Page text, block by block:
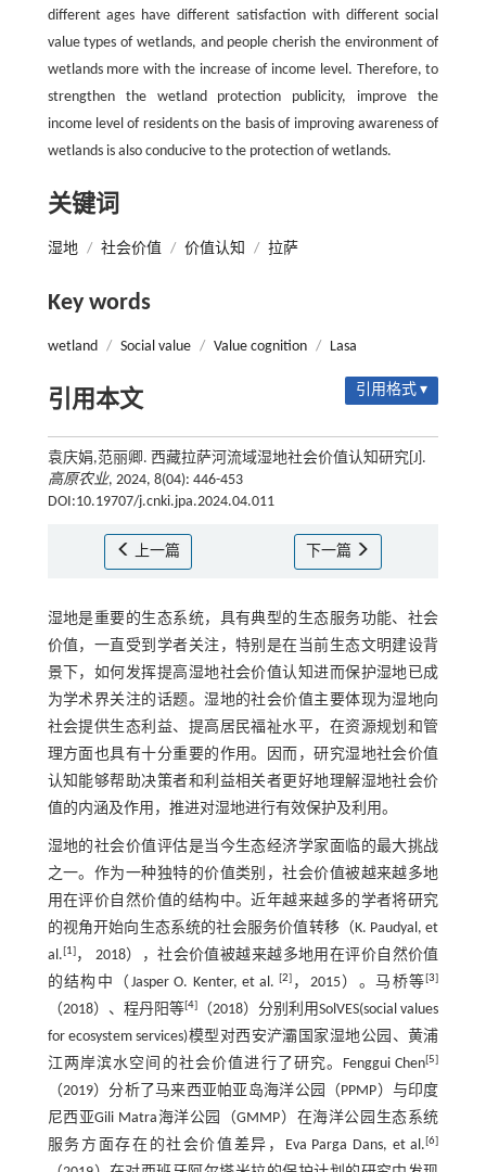
different ages have different satisfaction with different social
value types of wetlands, and people cherish the environment of
wetlands more with the increase of income level. Therefore, to
strengthen the wetland protection publicity, improve the
income level of residents on the basis of improving awareness of
wetlands is also conducive to the protection of wetlands.
关键词
湿地 / 社会价值 / 价值认知 / 拉萨
Key words
wetland / Social value / Value cognition / Lasa
引用本文 引用格式 ▾
袁庆娟,范丽卿. 西藏拉萨河流域湿地社会价值认知研究[J].
高原农业, 2024, 8(04): 446-453
DOI:10.19707/j.cnki.jpa.2024.04.011
上一篇 下一篇
湿地是重要的生态系统，具有典型的生态服务功能、社会
价值，一直受到学者关注，特别是在当前生态文明建设背
景下，如何发挥提高湿地社会价值认知进而保护湿地已成
为学术界关注的话题。湿地的社会价值主要体现为湿地向
社会提供生态利益、提高居民福祉水平，在资源规划和管
理方面也具有十分重要的作用。因而，研究湿地社会价值
认知能够帮助决策者和利益相关者更好地理解湿地社会价
值的内涵及作用，推进对湿地进行有效保护及利用。
湿地的社会价值评估是当今生态经济学家面临的最大挑战
之一。作为一种独特的价值类别，社会价值被越来越多地
用在评价自然价值的结构中。近年越来越多的学者将研究
的视角开始向生态系统的社会服务价值转移（K. Paudyal, et
al.[1]， 2018），社会价值被越来越多地用在评价自然价值
的结构中（Jasper O. Kenter, et al. [2]，2015）。马桥等[3]
（2018）、程丹阳等[4]（2018）分别利用SolVES(social values
for ecosystem services)模型对西安浐灞国家湿地公园、黄浦
江两岸滨水空间的社会价值进行了研究。Fenggui Chen[5]
（2019）分析了马来西亚帕亚岛海洋公园（PPMP）与印度
尼西亚Gili Matra海洋公园（GMMP）在海洋公园生态系统
服务方面存在的社会价值差异，Eva Parga Dans, et al.[6]